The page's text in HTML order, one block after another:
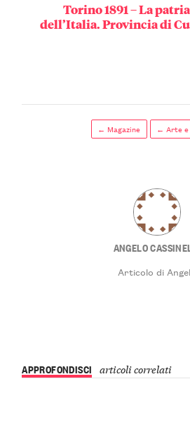
Torino 1891 – La
dell’Italia. Provincia di
← Magazine ← Arte
ANGELO
Articolo di
APPROFONDISCI articoli correlati